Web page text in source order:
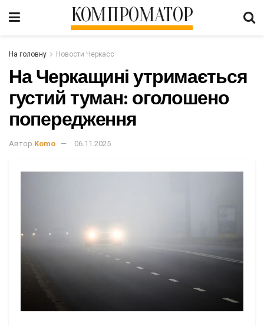
КОМПРОМАТОР
На головну Новости Черкасс
На Черкащині утримається
густий туман: оголошено
попередження
Автор Komo 06.11.2025